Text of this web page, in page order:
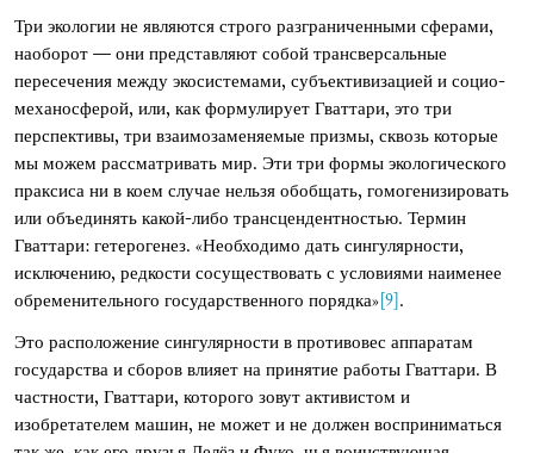
Три экологии не являются строго разграниченными сферами,
наоборот — они представляют собой трансверсальные
пересечения между экосистемами, субъективизацией и социо-
механосферой, или, как формулирует Гваттари, это три
перспективы, три взаимозаменяемые призмы, сквозь которые
мы можем рассматривать мир. Эти три формы экологического
праксиса ни в коем случае нельзя обобщать, гомогенизировать
или объединять какой-либо трансцендентностью. Термин
Гваттари: гетерогенез. «Необходимо дать сингулярности,
исключению, редкости сосуществовать с условиями наименее
обременительного государственного порядка»[9].
Это расположение сингулярности в противовес аппаратам
государства и сборов влияет на принятие работы Гваттари. В
частности, Гваттари, которого зовут активистом и
изобретателем машин, не может и не должен восприниматься